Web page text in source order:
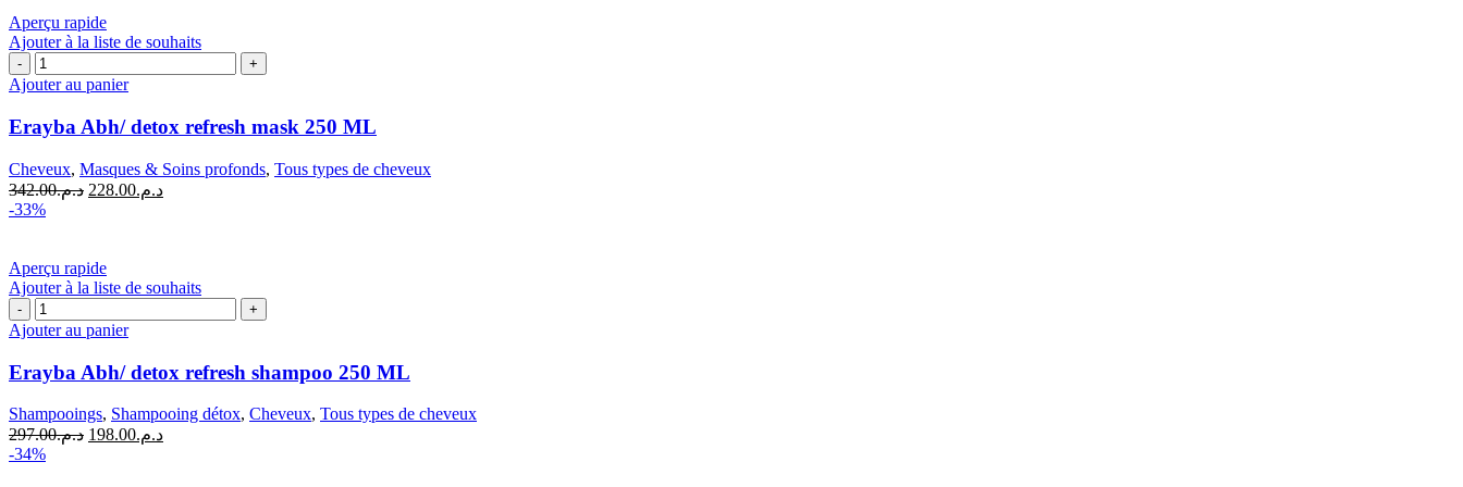
Aperçu rapide
Ajouter à la liste de souhaits
quantité
de
Abh/
detox
refresh
mask
250
ML
Ajouter au panier
Erayba Abh/ detox refresh mask 250 ML
Cheveux, Masques & Soins profonds, Tous types de cheveux
د.م.342.00
Le
د.م.228.00
Le
-33%
Aperçu rapide
Ajouter à la liste de souhaits
quantité
de
Abh/
detox
refresh
shampoo
250
ML
Ajouter au panier
Erayba Abh/ detox refresh shampoo 250 ML
Shampooings, Shampooing détox, Cheveux, Tous types de cheveux
د.م.297.00
Le
د.م.198.00
Le
-34%